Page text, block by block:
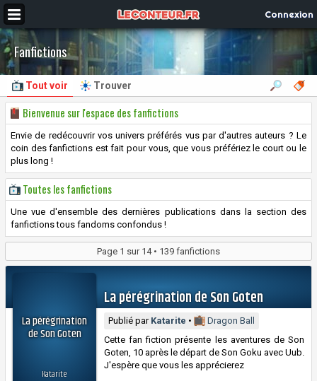
Connexion
Fanfictions
Tout voir Trouver
Bienvenue sur l'espace des fanfictions
Envie de redécouvrir vos univers préférés vus par d'autres auteurs ? Le
coin des fanfictions est fait pour vous, que vous préfériez le court ou le
plus long !
Toutes les fanfictions
Une vue d'ensemble des dernières publications dans la section des
fanfictions tous fandoms confondus !
Page 1 sur 14 • 139 fanfictions
La pérégrination
de Son Goten
Katarite
La pérégrination de Son Goten
Publié par Katarite •
Dragon Ball
Cette fan fiction présente les aventures de Son
Goten, 10 après le départ de Son Goku avec Uub.
J'espère que vous les apprécierez